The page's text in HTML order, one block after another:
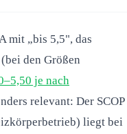
mit „bis 5,5", das
den Größen
je nach
relevant: Der SCOP
liegt bei